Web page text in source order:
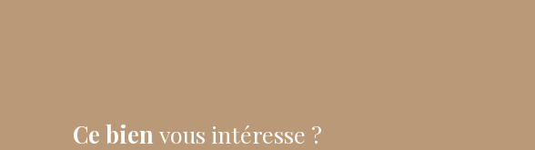
Ce bien vous intéresse ?